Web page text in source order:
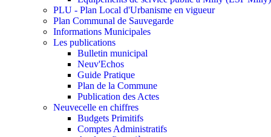
PLU - Plan Local d'Urbanisme en vigueur
Plan Communal de Sauvegarde
Informations Municipales
Les publications
Bulletin municipal
Neuv'Echos
Guide Pratique
Plan de la Commune
Publication des Actes
Neuvecelle en chiffres
Budgets Primitifs
Comptes Administratifs